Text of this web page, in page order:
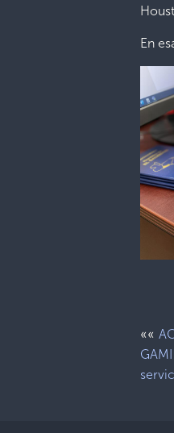
En
««